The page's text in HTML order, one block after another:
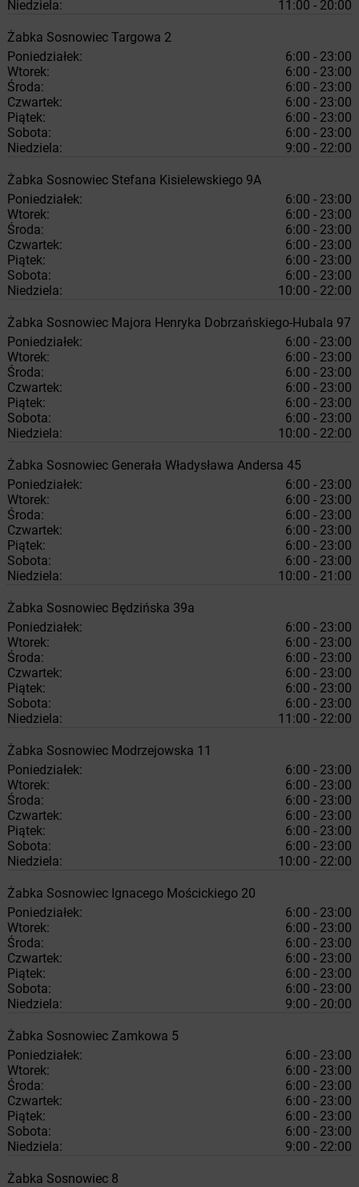
Niedziela: 11:00 - 20:00
Żabka Sosnowiec Targowa 2
Poniedziałek:
6:00 - 23:00
Wtorek:
6:00 - 23:00
Środa:
6:00 - 23:00
Czwartek:
6:00 - 23:00
Piątek:
6:00 - 23:00
Sobota:
6:00 - 23:00
Niedziela:
9:00 - 22:00
Żabka Sosnowiec Stefana Kisielewskiego 9A
Poniedziałek:
6:00 - 23:00
Wtorek:
6:00 - 23:00
Środa:
6:00 - 23:00
Czwartek:
6:00 - 23:00
Piątek:
6:00 - 23:00
Sobota:
6:00 - 23:00
Niedziela:
10:00 - 22:00
Żabka Sosnowiec Majora Henryka Dobrzańskiego-Hubala 97
Poniedziałek:
6:00 - 23:00
Wtorek:
6:00 - 23:00
Środa:
6:00 - 23:00
Czwartek:
6:00 - 23:00
Piątek:
6:00 - 23:00
Sobota:
6:00 - 23:00
Niedziela:
10:00 - 22:00
Żabka Sosnowiec Generała Władysława Andersa 45
Poniedziałek:
6:00 - 23:00
Wtorek:
6:00 - 23:00
Środa:
6:00 - 23:00
Czwartek:
6:00 - 23:00
Piątek:
6:00 - 23:00
Sobota:
6:00 - 23:00
Niedziela:
10:00 - 21:00
Żabka Sosnowiec Będzińska 39a
Poniedziałek:
6:00 - 23:00
Wtorek:
6:00 - 23:00
Środa:
6:00 - 23:00
Czwartek:
6:00 - 23:00
Piątek:
6:00 - 23:00
Sobota:
6:00 - 23:00
Niedziela:
11:00 - 22:00
Żabka Sosnowiec Modrzejowska 11
Poniedziałek:
6:00 - 23:00
Wtorek:
6:00 - 23:00
Środa:
6:00 - 23:00
Czwartek:
6:00 - 23:00
Piątek:
6:00 - 23:00
Sobota:
6:00 - 23:00
Niedziela:
10:00 - 22:00
Żabka Sosnowiec Ignacego Mościckiego 20
Poniedziałek:
6:00 - 23:00
Wtorek:
6:00 - 23:00
Środa:
6:00 - 23:00
Czwartek:
6:00 - 23:00
Piątek:
6:00 - 23:00
Sobota:
6:00 - 23:00
Niedziela:
9:00 - 20:00
Żabka Sosnowiec Zamkowa 5
Poniedziałek:
6:00 - 23:00
Wtorek:
6:00 - 23:00
Środa:
6:00 - 23:00
Czwartek:
6:00 - 23:00
Piątek:
6:00 - 23:00
Sobota:
6:00 - 23:00
Niedziela:
9:00 - 22:00
Żabka Sosnowiec 8